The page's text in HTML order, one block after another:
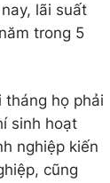
lãi suất
trong 5
tháng họ phải
sinh hoạt
nghiệp kiến
cũng